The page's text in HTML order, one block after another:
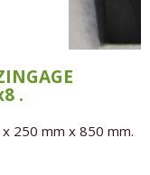
.
250 mm x 850 mm.